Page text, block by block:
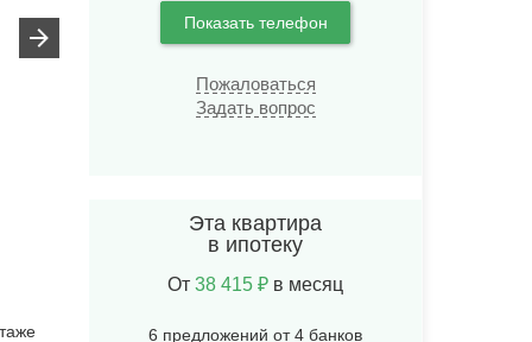
Показать телефон
Пожаловаться
Задать вопрос
Эта квартира
в ипотеку
От 38 415 ₽ в месяц
6 предложений от 4 банков